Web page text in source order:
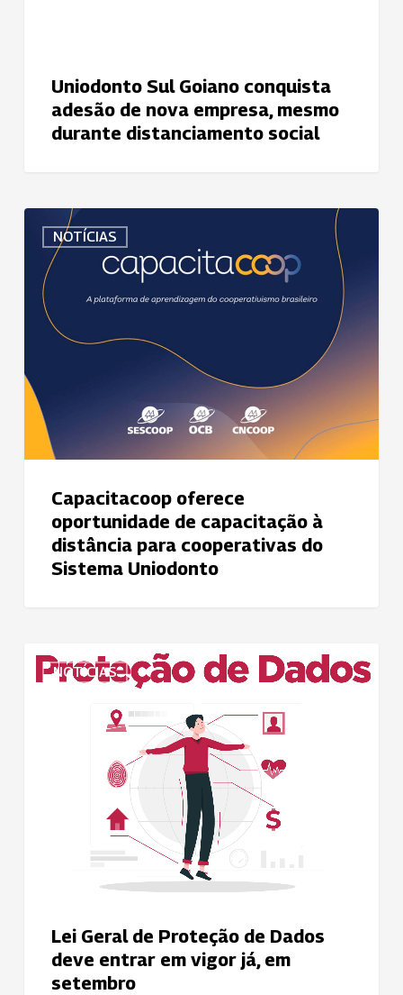
socialUniodonto Sul Goiano conquista
adesão de nova empresa, mesmo
durante distanciamento social
NOTÍCIAS
Capacitacoop
oferece
oportunidade
capacitação
para
cooperativas
Sistema
Capacitacoop oferece
oportunidade de capacitação à
distância para cooperativas do
Sistema Uniodonto
NOTÍCIAS
Lei
Geral
setembro
Lei Geral de Proteção de Dados
deve entrar em vigor já, em
setembro